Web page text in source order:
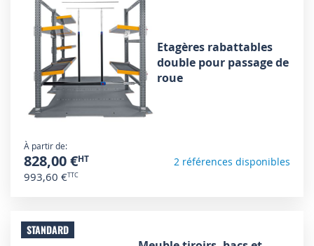
Etagères rabattables
double pour passage de
roue
À partir de
828,00 €
993,60 €
2 références disponibles
STANDARD